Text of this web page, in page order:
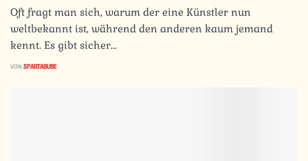
Oft fragt man sich, warum der eine Künstler nun
weltbekannt ist, während den anderen kaum jemand
kennt. Es gibt sicher...
VON SPARTABUBE